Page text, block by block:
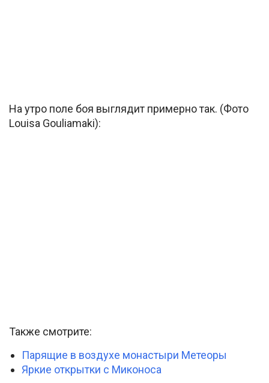
На утро поле боя выглядит примерно так. (Фото
Louisa Gouliamaki):
Также смотрите:
Парящие в воздухе монастыри Метеоры
Яркие открытки с Миконоса